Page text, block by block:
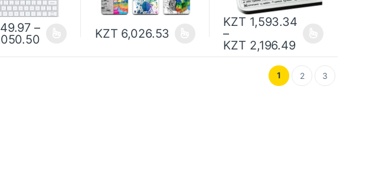
–
KZT 6,026.53
KZT 1,593.34
–
KZT 2,196.49
1 2 3